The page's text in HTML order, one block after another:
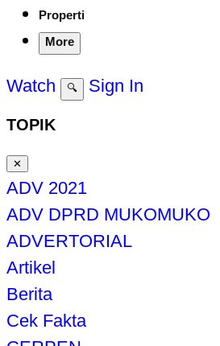
Properti
More
Watch 🔍 Sign In
TOPIK
✕
ADV 2021
ADV DPRD MUKOMUKO
ADVERTORIAL
Artikel
Berita
Cek Fakta